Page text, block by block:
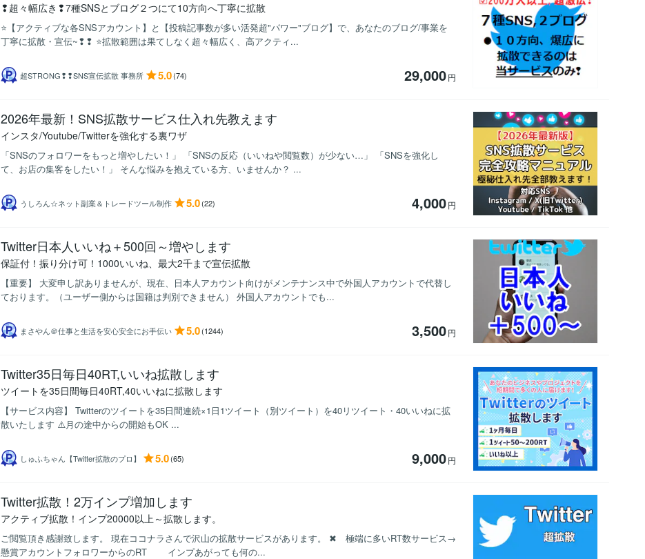
❢超々幅広き❢7種SNSとブログ２つにて10方向へ丁寧に拡散
⭐【アクティブな各SNSアカウント】と【投稿記事数が多い活発超"パワー"ブログ】で、あなたのブログ/事業を
丁寧に拡散・宣伝~❢❢ ⭐拡散範囲は果てしなく超々幅広く、高アクティ...
超STRONG❢❢SNS宣伝拡散 事務所 5.0(74) 29,000円
2026年最新！SNS拡散サービス仕入れ先教えます
インスタ/Youtube/Twitterを強化する裏ワザ
「SNSのフォロワーをもっと増やしたい！」 「SNSの反応（いいねや閲覧数）が少ない…」 「SNSを強化し
て、お店の集客をしたい！」 そんな悩みを抱えている方、いませんか？ ...
うしろん☆ネット副業＆トレードツール制作 5.0(22) 4,000円
Twitter日本人いいね＋500回～増やします
保証付！振り分け可！1000いいね、最大2千まで宣伝拡散
【重要】 大変申し訳ありませんが、現在、日本人アカウント向けがメンテナンス中で外国人アカウントで代替し
ております。（ユーザー側からは国籍は判別できません） 外国人アカウントでも...
まさやん＠仕事と生活を安心安全にお手伝い 5.0(1244) 3,500円
Twitter35日毎日40RT,いいね拡散します
ツイートを35日間毎日40RT,40いいねに拡散します
【サービス内容】 Twitterのツイートを35日間連続×1日1ツイート（別ツイート）を40リツイート・40いいねに拡
散いたします ⚠️月の途中からの開始もOK ...
しゅふちゃん【Twitter拡散のプロ】 5.0(65) 9,000円
Twitter拡散！2万インプ増加します
アクティブ拡散！インプ20000以上～拡散します。
ご閲覧頂き感謝致します。 現在ココナラさんで沢山の拡散サービスがあります。 ✖ 極端に多いRT数サービス→
懸賞アカウントフォロワーからのRT インプあがっても何の...